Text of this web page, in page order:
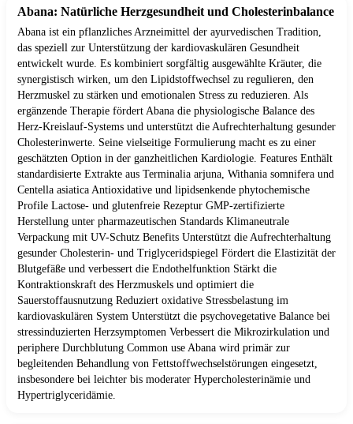
Abana: Natürliche Herzgesundheit und Cholesterinbalance
Abana ist ein pflanzliches Arzneimittel der ayurvedischen Tradition,
das speziell zur Unterstützung der kardiovaskulären Gesundheit
entwickelt wurde. Es kombiniert sorgfältig ausgewählte Kräuter, die
synergistisch wirken, um den Lipidstoffwechsel zu regulieren, den
Herzmuskel zu stärken und emotionalen Stress zu reduzieren. Als
ergänzende Therapie fördert Abana die physiologische Balance des
Herz-Kreislauf-Systems und unterstützt die Aufrechterhaltung gesunder
Cholesterinwerte. Seine vielseitige Formulierung macht es zu einer
geschätzten Option in der ganzheitlichen Kardiologie. Features Enthält
standardisierte Extrakte aus Terminalia arjuna, Withania somnifera und
Centella asiatica Antioxidative und lipidsenkende phytochemische
Profile Lactose- und glutenfreie Rezeptur GMP-zertifizierte
Herstellung unter pharmazeutischen Standards Klimaneutrale
Verpackung mit UV-Schutz Benefits Unterstützt die Aufrechterhaltung
gesunder Cholesterin- und Triglyceridspiegel Fördert die Elastizität der
Blutgefäße und verbessert die Endothelfunktion Stärkt die
Kontraktionskraft des Herzmuskels und optimiert die
Sauerstoffausnutzung Reduziert oxidative Stressbelastung im
kardiovaskulären System Unterstützt die psychovegetative Balance bei
stressinduzierten Herzsymptomen Verbessert die Mikrozirkulation und
periphere Durchblutung Common use Abana wird primär zur
begleitenden Behandlung von Fettstoffwechselstörungen eingesetzt,
insbesondere bei leichter bis moderater Hypercholesterinämie und
Hypertriglyceridämie.